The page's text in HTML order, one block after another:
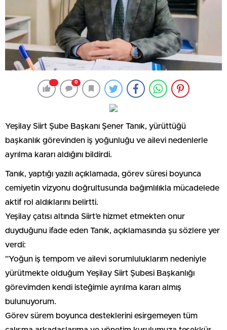
0
​Yeşilay Siirt Şube Başkanı Şener Tanık, yürüttüğü
başkanlık görevinden iş yoğunluğu ve ailevi nedenlerle
ayrılma kararı aldığını bildirdi.
​Tanık, yaptığı yazılı açıklamada, görev süresi boyunca
cemiyetin vizyonu doğrultusunda bağımlılıkla mücadelede
aktif rol aldıklarını belirtti.
Yeşilay çatısı altında Siirt’e hizmet etmekten onur
duyduğunu ifade eden Tanık, açıklamasında şu sözlere yer
verdi:
​”Yoğun iş tempom ve ailevi sorumluluklarım nedeniyle
yürütmekte olduğum Yeşilay Siirt Şubesi Başkanlığı
görevimden kendi isteğimle ayrılma kararı almış
bulunuyorum.
Görev sürem boyunca desteklerini esirgemeyen tüm